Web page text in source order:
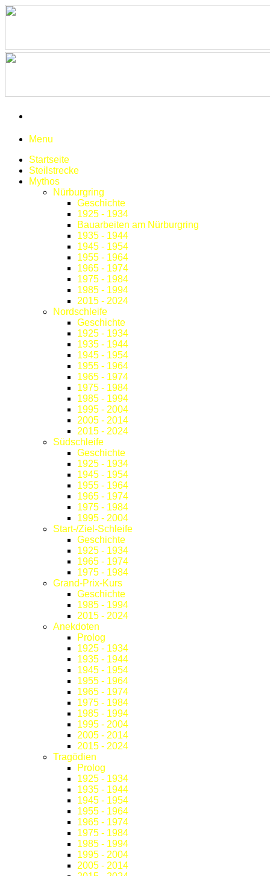
Menu
Startseite
Steilstrecke
Mythos
Nürburgring
Geschichte
1925 - 1934
Bauarbeiten am Nürburgring
1935 - 1944
1945 - 1954
1955 - 1964
1965 - 1974
1975 - 1984
1985 - 1994
2015 - 2024
Nordschleife
Geschichte
1925 - 1934
1935 - 1944
1945 - 1954
1955 - 1964
1965 - 1974
1975 - 1984
1985 - 1994
1995 - 2004
2005 - 2014
2015 - 2024
Südschleife
Geschichte
1925 - 1934
1945 - 1954
1955 - 1964
1965 - 1974
1975 - 1984
1995 - 2004
Start-/Ziel-Schleife
Geschichte
1925 - 1934
1965 - 1974
1975 - 1984
Grand-Prix-Kurs
Geschichte
1985 - 1994
2015 - 2024
Anekdoten
Prolog
1925 - 1934
1935 - 1944
1945 - 1954
1955 - 1964
1965 - 1974
1975 - 1984
1985 - 1994
1995 - 2004
2005 - 2014
2015 - 2024
Tragödien
Prolog
1925 - 1934
1935 - 1944
1945 - 1954
1955 - 1964
1965 - 1974
1975 - 1984
1985 - 1994
1995 - 2004
2005 - 2014